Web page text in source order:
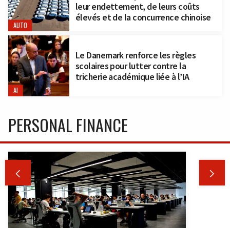
AUTO
leur endettement, de leurs coûts
élevés et de la concurrence chinoise
AI
Le Danemark renforce les règles
scolaires pour lutter contre la
tricherie académique liée à l’IA
PERSONAL FINANCE
 